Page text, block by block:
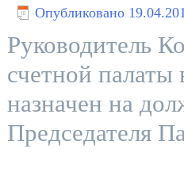
Опубликовано
Руководитель
счетной палаты
назначен на
Председателя